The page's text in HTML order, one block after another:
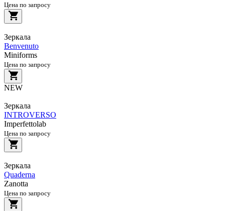
Цена по запросу
Зеркала
Benvenuto
Miniforms
Цена по запросу
NEW
Зеркала
INTROVERSO
Imperfettolab
Цена по запросу
Зеркала
Quaderna
Zanotta
Цена по запросу